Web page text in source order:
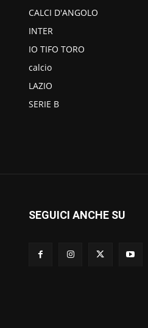
CALCI D'ANGOLO
INTER
IO TIFO TORO
calcio
LAZIO
SERIE B
SEGUICI ANCHE SU